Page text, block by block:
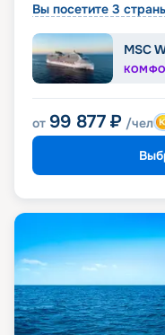
Вы посетите 3
MSC
от 99 877 ₽ /чел